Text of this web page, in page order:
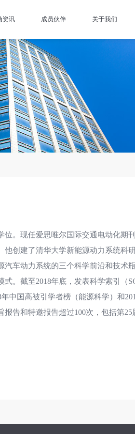
资讯 成员伙伴 关于我们
。现任爱思唯尔国际交通电动化期刊
创建了清华大学新能源动力系统科
车动力系统的三个科学前沿和技术
。截至2018年底，发表科学索引（
中国高被引学者榜（能源科学）和
告和特邀报告超过100次，包括第25